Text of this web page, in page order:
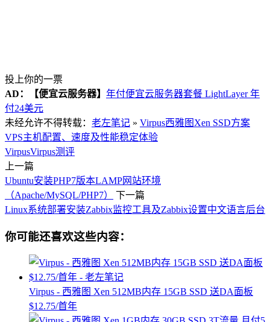
投上你的一票
AD：
【便宜云服务器】 年付便宜云服务器套餐 LightLayer 年
付24美元
未经允许不得转载： 老左笔记 » Virpus西雅图Xen SSD方案
VPS主机配置、速度及性能稳定体验
VirpusVirpus测评
上一篇
Ubuntu安装PHP7版本LAMP网站环境
（Apache/MySQL/PHP7）
下一篇
Linux系统部署安装Zabbix监控工具及Zabbix设置中文语言后台
你可能还喜欢这些内容：
Virpus - 西雅图 Xen 512MB内存 15GB SSD 送DA面板
$12.75/首年